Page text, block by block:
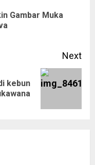
Gambar Muka
Next
kebun